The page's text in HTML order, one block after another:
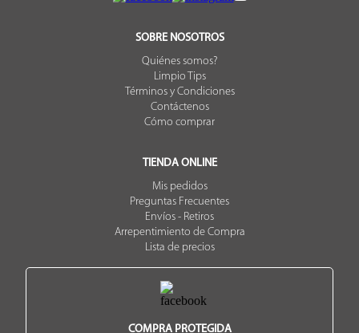
SOBRE NOSOTROS
Quiénes somos?
Limpio Tips
Términos y Condiciones
Contáctenos
Cómo comprar
TIENDA ONLINE
Mis pedidos
Preguntas Frecuentes
Envíos - Retiros
Arrepentimiento de Compra
Lista de precios
COMPRA PROTEGIDA